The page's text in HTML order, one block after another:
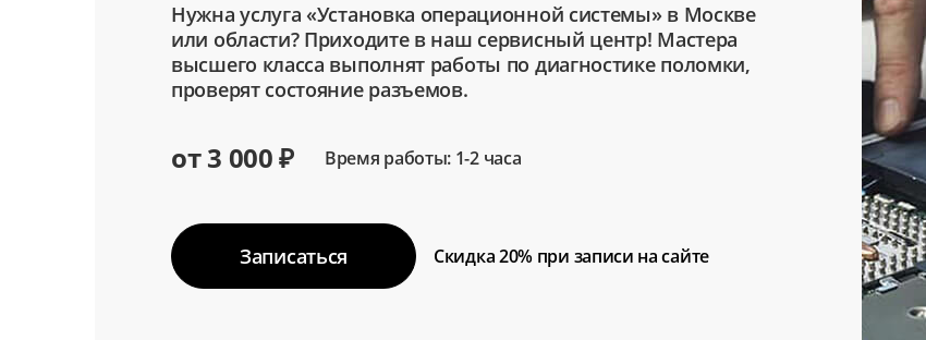
Нужна услуга «Установка операционной системы» в Москве
или области? Приходите в наш сервисный центр! Мастера
высшего класса выполнят работы по диагностике поломки,
проверят состояние разъемов.
от 3 000 ₽ Время работы: 1-2 часа
Записаться Скидка 20% при записи на сайте